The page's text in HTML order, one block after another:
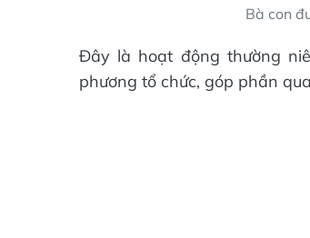
Bà con
Đây là hoạt động thường
phương tổ chức, góp phần